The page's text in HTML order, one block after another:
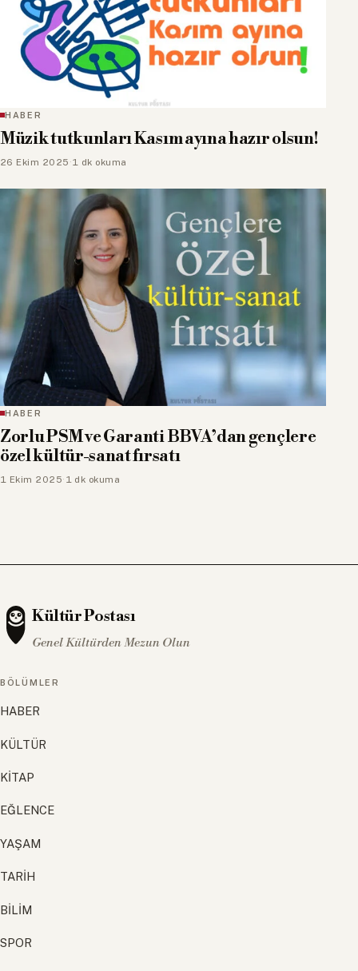
HABER
Müzik tutkunları Kasım ayına hazır olsun!
26 Ekim 2025 ·1 dk okuma
HABER
Zorlu PSM ve Garanti BBVA’dan gençlere
özel kültür-sanat fırsatı
1 Ekim 2025· 1 dk okuma
Kültür Postası
Genel Kültürden Mezun Olun
BÖLÜMLER
HABER
KÜLTÜR
KİTAP
EĞLENCE
YAŞAM
TARİH
BİLİM
SPOR